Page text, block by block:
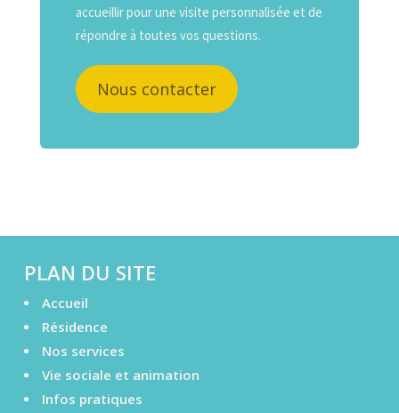
accueillir pour une visite personnalisée et de
répondre à toutes vos questions.
Nous contacter
PLAN DU SITE
Accueil
Résidence
Nos services
Vie sociale et animation
Infos pratiques